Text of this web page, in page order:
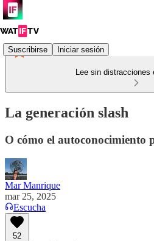
Suscribirse Iniciar sesión
Lee sin distracciones
La generación slash
O cómo el autoconocimiento
Mar Manrique
mar 25, 2025
Escucha
52